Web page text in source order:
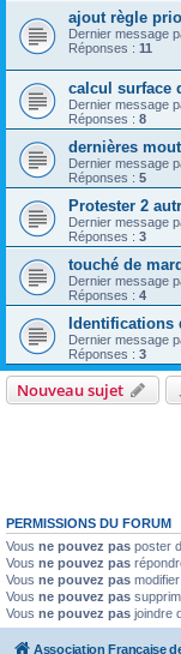
ajout règle
Dernier message
Réponses : 11
calcul surface
Dernier message
Réponses : 8
dernières
Dernier message
Réponses : 5
Protester 2
Dernier message
Réponses : 3
touché de
Dernier message
Réponses : 4
Identifications
Dernier message
Réponses : 3
Nouveau sujet
PERMISSIONS DU FORUM
Vous ne pouvez pas poster
Vous ne pouvez pas
Vous ne pouvez pas
Vous ne pouvez pas
Vous ne pouvez pas joindre
Association Française